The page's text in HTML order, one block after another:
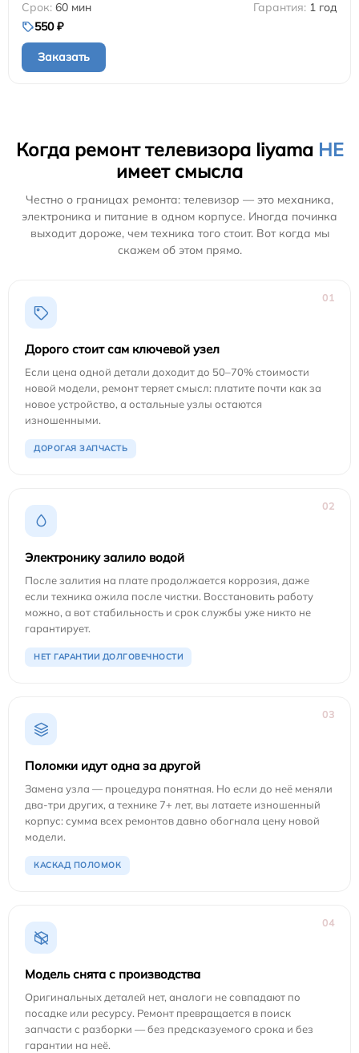
60 мин
1 год
550 ₽
Заказать
Когда ремонт телевизора Iiyama НЕ
имеет смысла
Честно о границах ремонта: телевизор — это механика,
электроника и питание в одном корпусе. Иногда починка
выходит дороже, чем техника того стоит. Вот когда мы
скажем об этом прямо.
01
Дорого стоит сам ключевой узел
Если цена одной детали доходит до 50–70% стоимости
новой модели, ремонт теряет смысл: платите почти как за
новое устройство, а остальные узлы остаются
изношенными.
ДОРОГАЯ ЗАПЧАСТЬ
02
Электронику залило водой
После залития на плате продолжается коррозия, даже
если техника ожила после чистки. Восстановить работу
можно, а вот стабильность и срок службы уже никто не
гарантирует.
НЕТ ГАРАНТИИ ДОЛГОВЕЧНОСТИ
03
Поломки идут одна за другой
Замена узла — процедура понятная. Но если до неё меняли
два-три других, а технике 7+ лет, вы латаете изношенный
корпус: сумма всех ремонтов давно обогнала цену новой
модели.
КАСКАД ПОЛОМОК
04
Модель снята с производства
Оригинальных деталей нет, аналоги не совпадают по
посадке или ресурсу. Ремонт превращается в поиск
запчасти с разборки — без предсказуемого срока и без
гарантии на неё.